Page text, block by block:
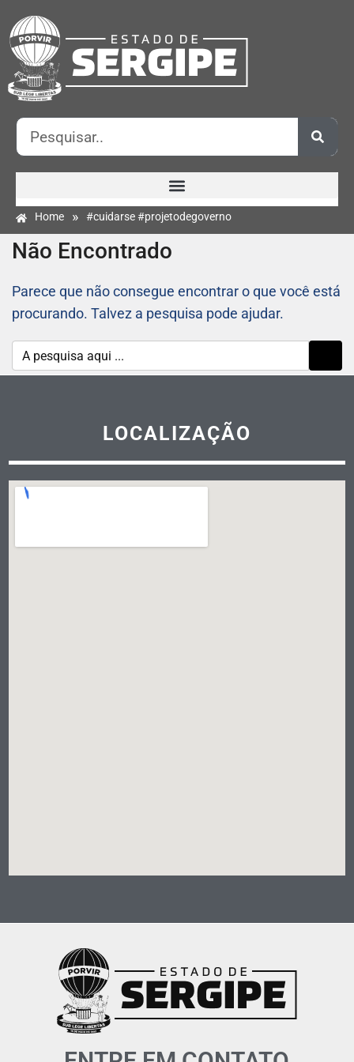
Home » #cuidarse #projetodegoverno
Não Encontrado
Parece que não consegue encontrar o que você está
procurando. Talvez a pesquisa pode ajudar.
LOCALIZAÇÃO